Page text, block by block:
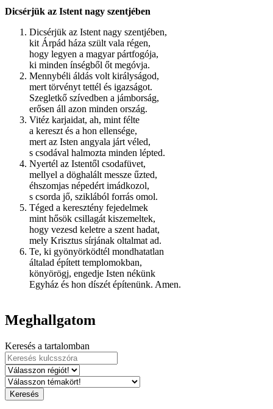
Dicsérjük az Istent nagy szentjében
Dicsérjük az Istent nagy szentjében,
kit Árpád háza szült vala régen,
hogy legyen a magyar pártfogója,
ki minden ínségből őt megóvja.
Mennybéli áldás volt királyságod,
mert törvényt tettél és igazságot.
Szegletkő szívedben a jámborság,
erősen áll azon minden ország.
Vitéz karjaidat, ah, mint félte
a kereszt és a hon ellensége,
mert az Isten angyala járt véled,
s csodával halmozta minden lépted.
Nyertél az Istentől csodafüvet,
mellyel a döghalált messze űzted,
éhszomjas népedért imádkozol,
s csorda jő, sziklából forrás omol.
Téged a keresztény fejedelmek
mint hősök csillagát kiszemeltek,
hogy vezesd keletre a szent hadat,
mely Krisztus sírjának oltalmat ad.
Te, ki gyönyörködtél mondhatatlan
általad épített templomokban,
könyörögj, engedje Isten nékünk
Egyház és hon díszét építenünk. Amen.
Meghallgatom
Keresés a tartalomban